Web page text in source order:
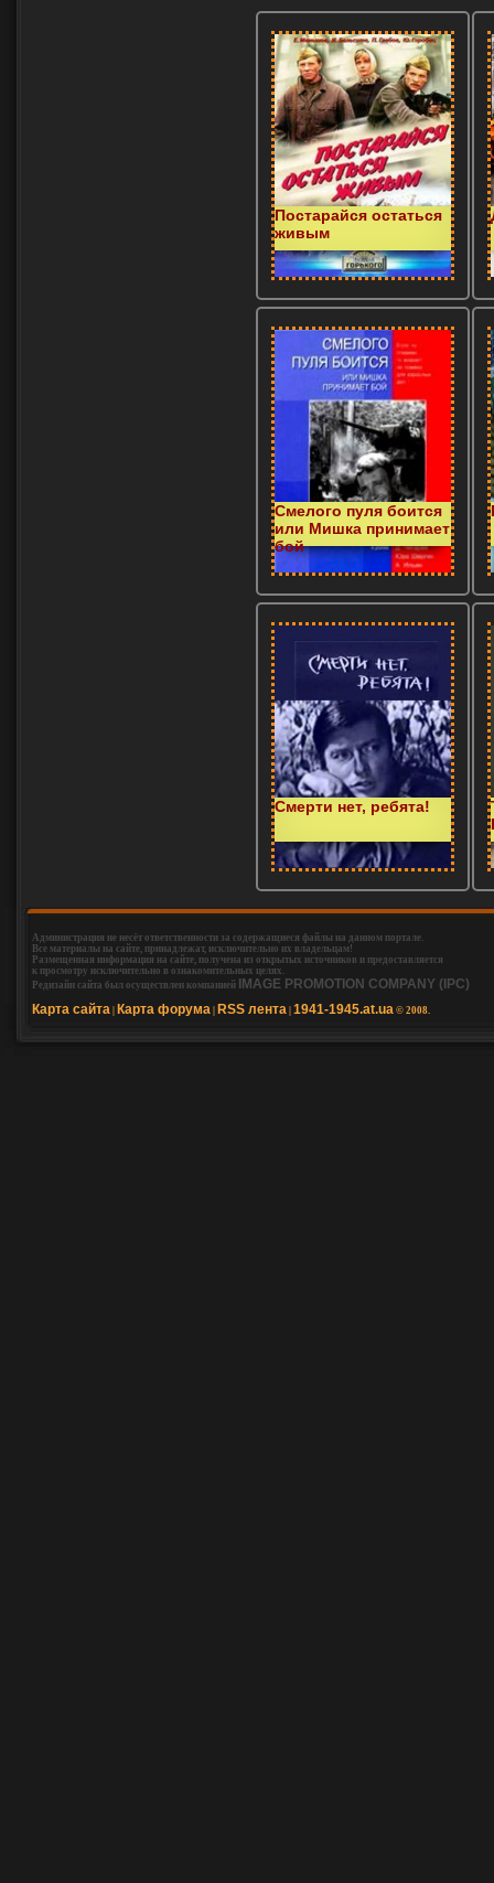
Постарайся остаться
живым
Смелого пуля боится
или Мишка принимает
бой
Смерти нет, ребята!
Администрация не несёт ответственности за содержащиеся файлы на данном портале.
Все материалы на сайте, принадлежат, исключительно их владельцам!
Размещенная информация на сайте, получена из открытых источников и предоставляется
к просмотру исключительно в ознакомительных целях.
Редизайн сайта был осуществлен компанией IMAGE PROMOTION COMPANY (IPC)
Карта сайта Карта форума RSS лента 1941-1945.at.ua © 2008.